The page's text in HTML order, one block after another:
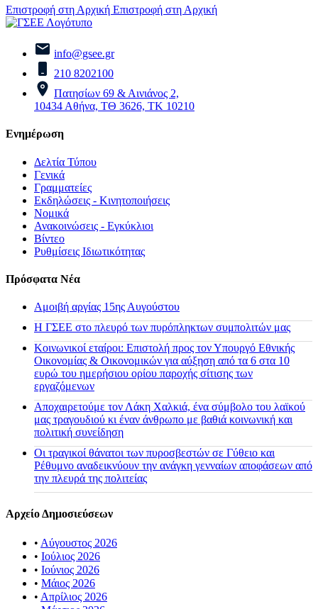
Επιστροφή στη Αρχική Επιστροφή στη Αρχική
info@gsee.gr
210 8202100
Πατησίων 69 & Αινιάνος 2,
10434 Αθήνα, ΤΘ 3626, ΤΚ 10210
Ενημέρωση
Δελτία Τύπου
Γενικά
Γραμματείες
Εκδηλώσεις - Κινητοποιήσεις
Νομικά
Ανακοινώσεις - Εγκύκλιοι
Βίντεο
Ρυθμίσεις Ιδιωτικότητας
Πρόσφατα Νέα
Αμοιβή αργίας 15ης Αυγούστου
H ΓΣΕΕ στο πλευρό των πυρόπληκτων συμπολιτών μας
Κοινωνικοί εταίροι: Επιστολή προς τον Υπουργό Εθνικής
Οικονομίας & Οικονομικών για αύξηση από τα 6 στα 10
ευρώ του ημερήσιου ορίου παροχής σίτισης των
εργαζόμενων
Αποχαιρετούμε τον Λάκη Χαλκιά, ένα σύμβολο του λαϊκού
μας τραγουδιού κι έναν άνθρωπο με βαθιά κοινωνική και
πολιτική συνείδηση
Οι τραγικοί θάνατοι των πυροσβεστών σε Γύθειο και
Ρέθυμνο αναδεικνύουν την ανάγκη γενναίων αποφάσεων από
την πλευρά της πολιτείας
Αρχείο Δημοσιεύσεων
• Αύγουστος 2026
• Ιούλιος 2026
• Ιούνιος 2026
• Μάιος 2026
• Απρίλιος 2026